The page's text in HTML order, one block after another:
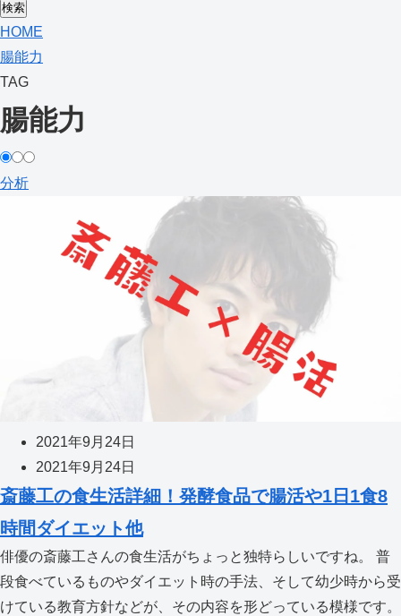
検索
HOME
腸能力
TAG
腸能力
分析
2021年9月24日
2021年9月24日
斎藤工の食生活詳細！発酵食品で腸活や1日1食8
時間ダイエット他
俳優の斎藤工さんの食生活がちょっと独特らしいですね。 普
段食べているものやダイエット時の手法、そして幼少時から受
けている教育方針などが、その内容を形どっている模様です。